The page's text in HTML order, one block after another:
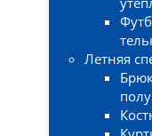
Летняя